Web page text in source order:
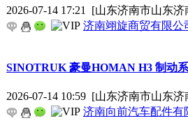
2026-07-14 17:21 [山东济南市山东
济南翊旋商贸有限公
SINOTRUK 豪曼HOMAN H3 制动
2026-07-14 10:59 [山东济南市山东
济南向前汽车配件有